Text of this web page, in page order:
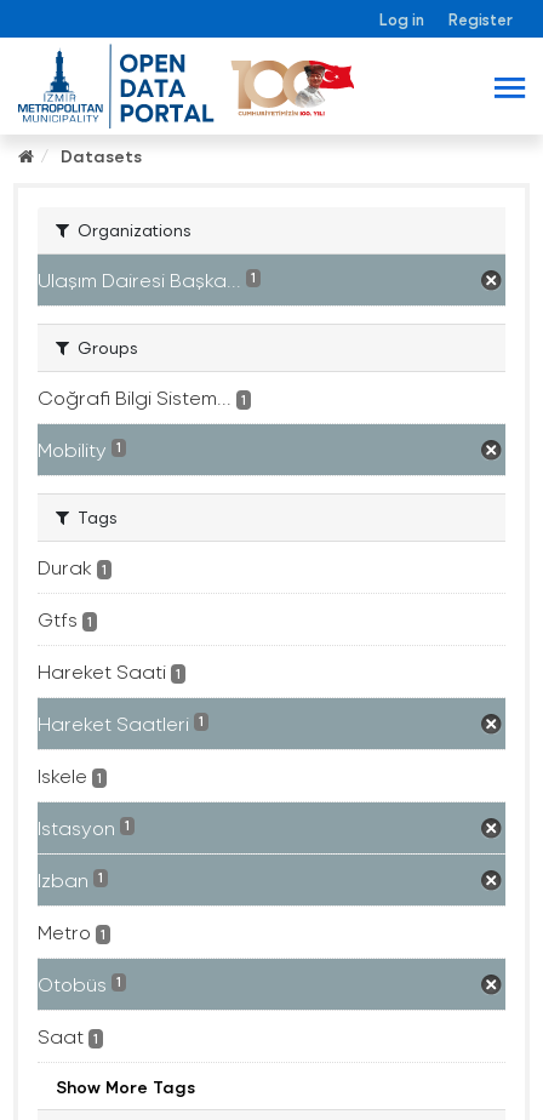
Log in Register
Datasets
Organizations
Ulaşım Dairesi Başka... 1
Groups
Coğrafi Bilgi Sistem... 1
Mobility 1
Tags
Durak 1
Gtfs 1
Hareket Saati 1
Hareket Saatleri 1
Iskele 1
Istasyon 1
Izban 1
Metro 1
Otobüs 1
Saat 1
Show More Tags